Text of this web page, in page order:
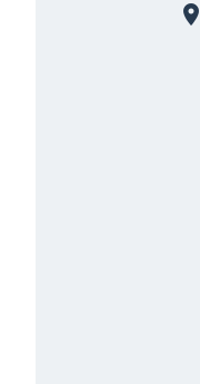
location_on